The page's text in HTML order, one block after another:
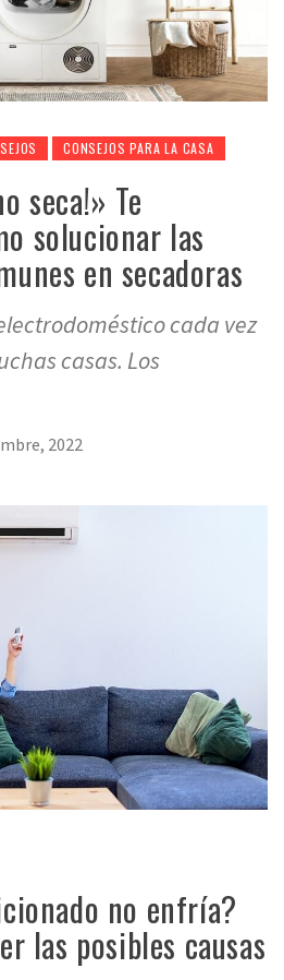
CONSEJOS PARA LA CASA
seca!» Te
solucionar las
en secadoras
cada vez
casas. Los
2022
no enfría?
las posibles causas